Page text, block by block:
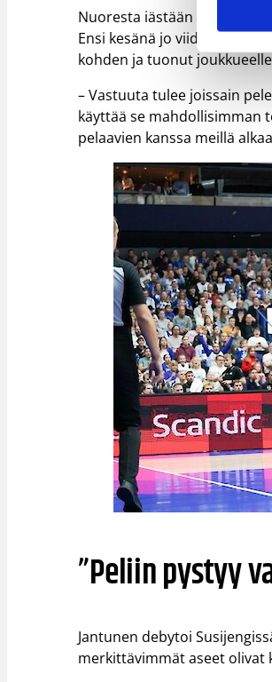
Nuoresta iästään
Ensi kesänä jo viidennen
kohden ja tuonut
– Vastuuta tulee joissain
käyttää se mahdollisimman
pelaavien kanssa meillä
”Peliin pystyy
Jantunen debytoi
merkittävimmät aseet olivat